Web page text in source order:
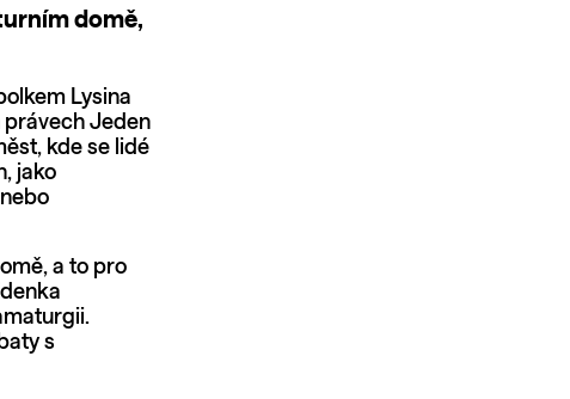
domě,
Lysina
právech Jeden
kde se lidé
jako
a to pro
s